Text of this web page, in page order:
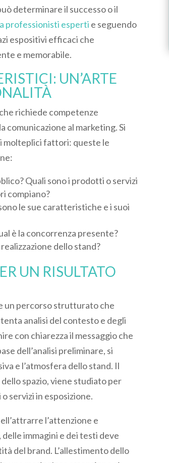
determinare il successo o il
professionisti esperti e seguendo
espositivi efficaci che
e memorabile.
UN’ARTE
richiede competenze
comunicazione al marketing. Si
molteplici fattori: queste le
Quali sono i prodotti o servizi
compiano?
le sue caratteristiche e i suoi
è la concorrenza presente?
dello stand?
UN RISULTATO
un percorso strutturato che
analisi del contesto e degli
con chiarezza il messaggio che
dell’analisi preliminare, si
e l’atmosfera dello stand. Il
spazio, viene studiato per
servizi in esposizione.
l’attenzione e
immagini e dei testi deve
del brand. L’allestimento dello